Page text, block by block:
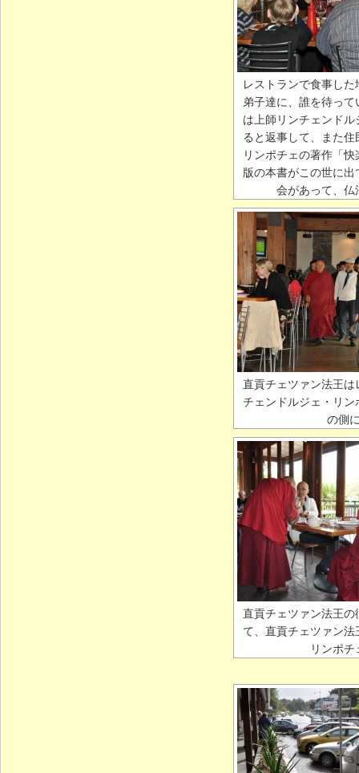
レストランで食事し
弟子達に、誰を待っ
は上師リンチェンド
ると返事して、また
リンポチェの著作「
版の本書がこの世に
会があって、仏
直貢チェツァン法王
チェンドルジェ・リ
の側
直貢チェツァン法王
て、直貢チェツァン
リンポ